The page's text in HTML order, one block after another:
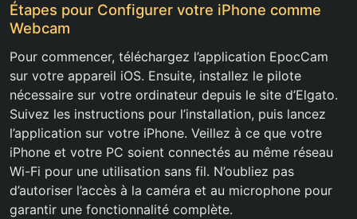
Étapes pour Configurer votre iPhone comme
Webcam
Pour commencer, téléchargez l’application EpocCam
sur votre appareil iOS. Ensuite, installez le pilote
nécessaire sur votre ordinateur depuis le site d’Elgato.
Suivez les instructions pour l’installation, puis lancez
l’application sur votre iPhone. Veillez à ce que votre
iPhone et votre PC soient connectés au même réseau
Wi-Fi pour une utilisation sans fil. N’oubliez pas
d’autoriser l’accès à la caméra et au microphone pour
garantir une fonctionnalité complète.